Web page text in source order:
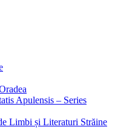
Apulensis – Series
Limbi și Literaturi Străine